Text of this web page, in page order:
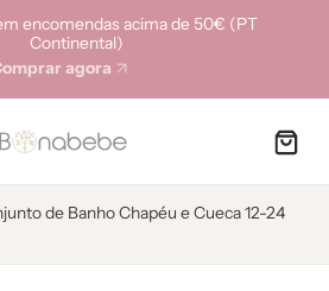
encomendas acima de 50€ (PT
Continental)
agora
de Banho Chapéu e Cueca 12-24